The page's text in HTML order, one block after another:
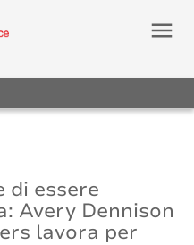
menu
di essere
Avery Dennison
lavora per